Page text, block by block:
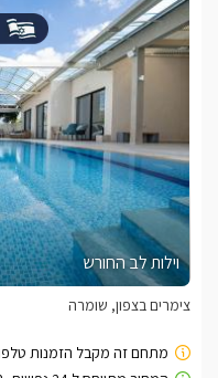
וילות לב החורש
צימרים בצפון, שומרה